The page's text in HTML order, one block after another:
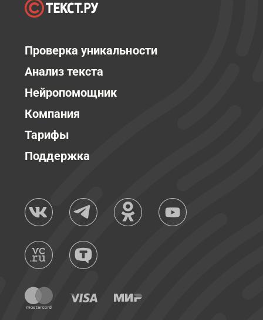
Проверка уникальности
Анализ текста
Нейропомощник
Компания
Тарифы
Поддержка